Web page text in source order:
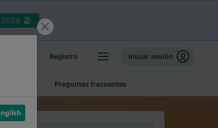
2026 🏖️
Registro Iniciar sesión
baratos Preguntas frecuentes